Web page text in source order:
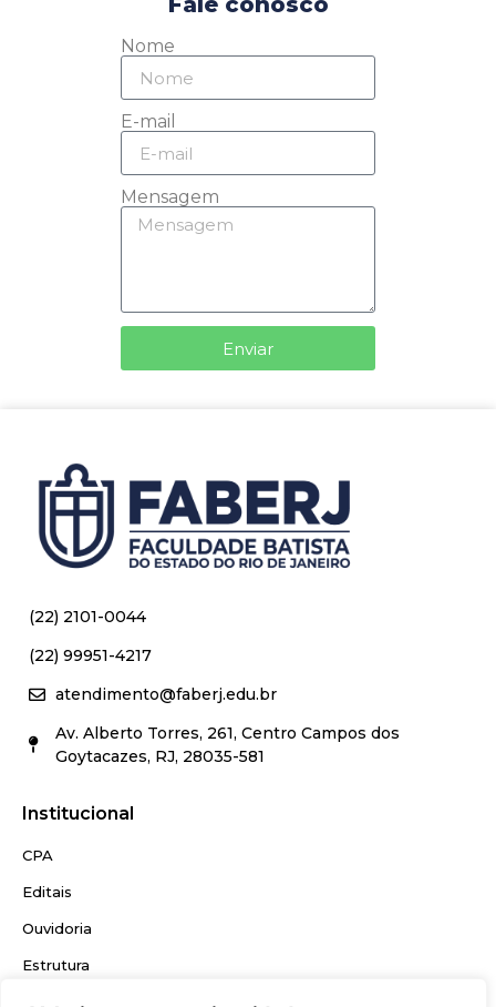
Nome
E-mail
Mensagem
Enviar
(22) 2101-0044
(22) 99951-4217
atendimento@faberj.edu.br
Av. Alberto Torres, 261, Centro Campos dos
Goytacazes, RJ, 28035-581
Institucional
CPA
Editais
Ouvidoria
Estrutura